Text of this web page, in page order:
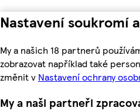
Nastavení soukromí
My a našich 18 partnerů
zobrazovat například také
změnit v Nastavení ochrany
My a naši partneři